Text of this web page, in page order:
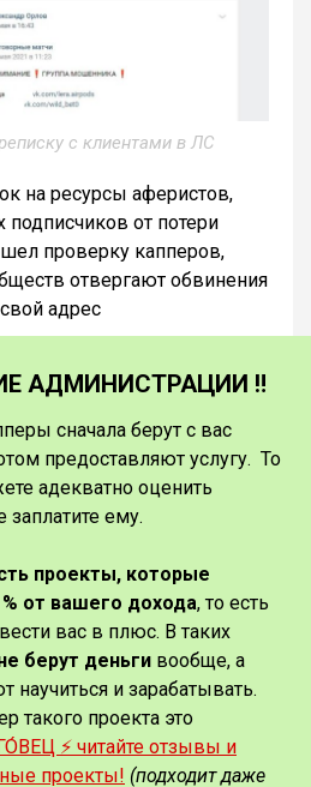
с клиентами в ЛС
на ресурсы аферистов,
подписчиков от потери
проверку капперов,
отвергают обвинения
адрес
АДМИНИСТРАЦИИ ‼️
сначала берут с вас
предоставляют услугу. То
адекватно оценить
заплатите ему.
проекты, которые
от вашего дохода, то есть
вас в плюс. В таких
берут деньги вообще, а
научиться и зарабатывать.
такого проекта это
⚡️ читайте отзывы и
проекты! (подходит даже